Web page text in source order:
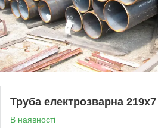
Труба електрозварна 219х7
В наявності